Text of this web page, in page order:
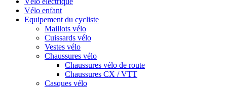
Vélo enfant
Equipement du cycliste
Maillots vélo
Cuissards vélo
Vestes vélo
Chaussures vélo
Chaussures vélo de route
Chaussures CX / VTT
Casques vélo